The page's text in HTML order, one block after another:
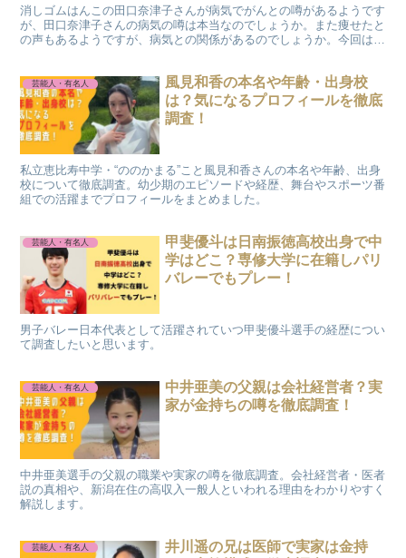
消しゴムはんこの田口奈津子さんが病気でがんとの噂があるようです
が、田口奈津子さんの病気の噂は本当なのでしょうか。また痩せたと
の声もあるようですが、病気との関係があるのでしょうか。今回は田
芸能人・有名人
風見和香の本名や年齢・出身校
は？気になるプロフィールを徹底
調査！
私立恵比寿中学・“ののかまる”こと風見和香さんの本名や年齢、出身
校について徹底調査。幼少期のエピソードや経歴、舞台やスポーツ番
組での活躍までプロフィールをまとめました。
芸能人・有名人
甲斐優斗は日南振徳高校出身で中
学はどこ？専修大学に在籍しパリ
バレーでもプレー！
男子バレー日本代表として活躍されていつ甲斐優斗選手の経歴につい
て調査したいと思います。
芸能人・有名人
中井亜美の父親は会社経営者？実
家が金持ちの噂を徹底調査！
中井亜美選手の父親の職業や実家の噂を徹底調査。会社経営者・医者
説の真相や、新潟在住の高収入一般人といわれる理由をわかりやすく
解説します。
芸能人・有名人
井川遥の兄は医師で実家は金持